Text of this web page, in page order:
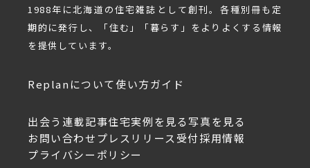
1988年に北海道の住宅雑誌として創刊。各種別冊も定
期的に発行し、「住む」「暮らす」をよりよくする情報
を提供しています。
Replanについて使い方ガイド
出会う 連載記事住宅実例を見る写真を見る
お問い合わせ プレスリリース受付採用情報
プライバシーポリシー